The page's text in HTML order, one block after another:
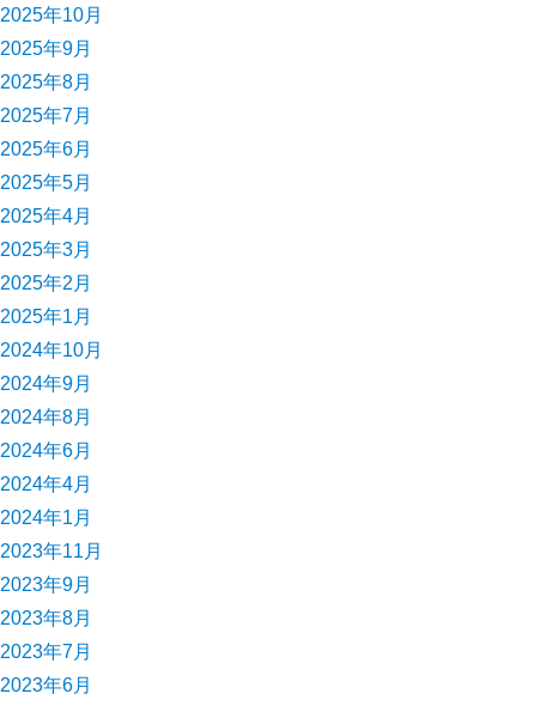
2025年10月
2025年9月
2025年8月
2025年7月
2025年6月
2025年5月
2025年4月
2025年3月
2025年2月
2025年1月
2024年10月
2024年9月
2024年8月
2024年6月
2024年4月
2024年1月
2023年11月
2023年9月
2023年8月
2023年7月
2023年6月